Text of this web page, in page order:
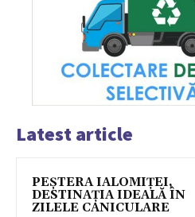
Latest article
PEȘTERA IALOMIȚEI,
DESTINAȚIA IDEALĂ ÎN
ZILELE CANICULARE